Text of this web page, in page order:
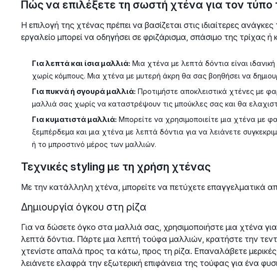
Πώς να επιλέξετε τη σωστή χτένα για τον
Η επιλογή της χτένας πρέπει να βασίζεται στις ιδιαίτερες
εργαλείο μπορεί να οδηγήσει σε φριζάρισμα, σπάσιμο της τρίχας
Για λεπτά και ίσια μαλλιά: Μια χτένα με λεπτά δόντια είναι
χωρίς κόμπους. Μια χτένα με μυτερή άκρη θα σας βοηθήσει να
Για πυκνά ή σγουρά μαλλιά: Προτιμήστε αποκλειστικά χτένες με
μαλλιά σας χωρίς να καταστρέψουν τις μπούκλες σας και θα
Για κυματιστά μαλλιά: Μπορείτε να χρησιμοποιείτε μια χτένα με
ξεμπέρδεμα και μια χτένα με λεπτά δόντια για να λειάνετε
ή το μπροστινό μέρος των μαλλιών.
Τεχνικές styling με τη χρήση χτένας
Με την κατάλληλη χτένα, μπορείτε να πετύχετε επαγγελματικά
Δημιουργία όγκου στη ρίζα
Για να δώσετε όγκο στα μαλλιά σας, χρησιμοποιήστε μια χτένα
λεπτά δόντια. Πάρτε μια λεπτή τούφα μαλλιών, κρατήστε την
χτενίστε απαλά προς τα κάτω, προς τη ρίζα. Επαναλάβετε
λειάνετε ελαφρά την εξωτερική επιφάνεια της τούφας για ένα